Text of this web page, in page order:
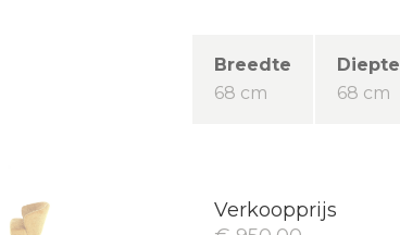
Breedte
68 cm
Diepte
68 cm
Verkoopprijs